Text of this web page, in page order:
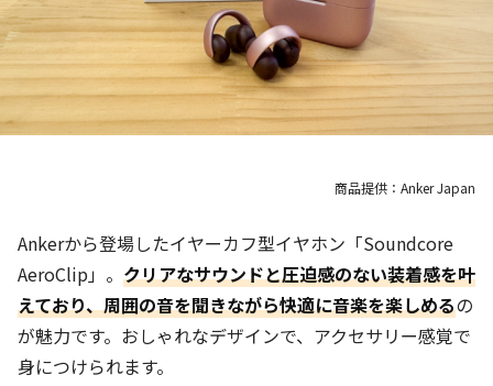
商品提供：Anker Japan
Ankerから登場したイヤーカフ型イヤホン「Soundcore
AeroClip」。 クリアなサウンドと圧迫感のない装着感を叶
えており、周囲の音を聞きながら快適に音楽を楽しめるの
が魅力です。おしゃれなデザインで、アクセサリー感覚で
身につけられます。